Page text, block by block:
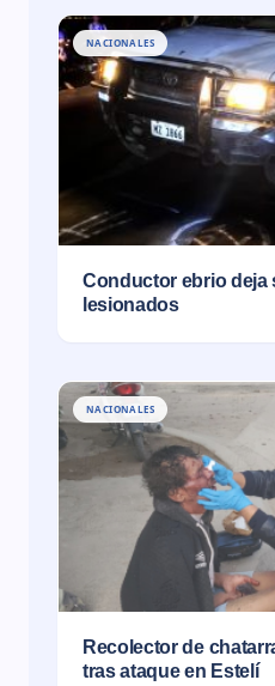
NACIONALES
Conductor ebrio deja
lesionados
NACIONALES
Recolector de
tras ataque en Estelí